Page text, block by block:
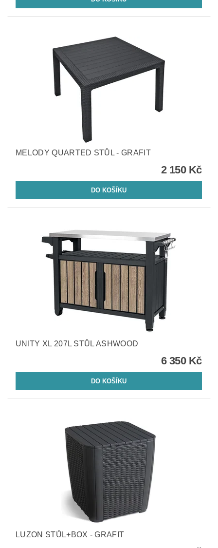
MELODY QUARTED STŮL - GRAFIT
2 150 Kč
UNITY XL 207L STŮL ASHWOOD
6 350 Kč
LUZON STŮL+BOX - GRAFIT